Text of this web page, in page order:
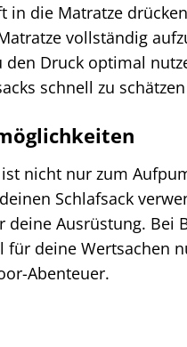
in die Matratze
vollständig
Druck optimal
schnell zu
ist nicht nur zum
Schlafsack
deine Ausrüstung.
für deine Wertsachen
Abenteuer.